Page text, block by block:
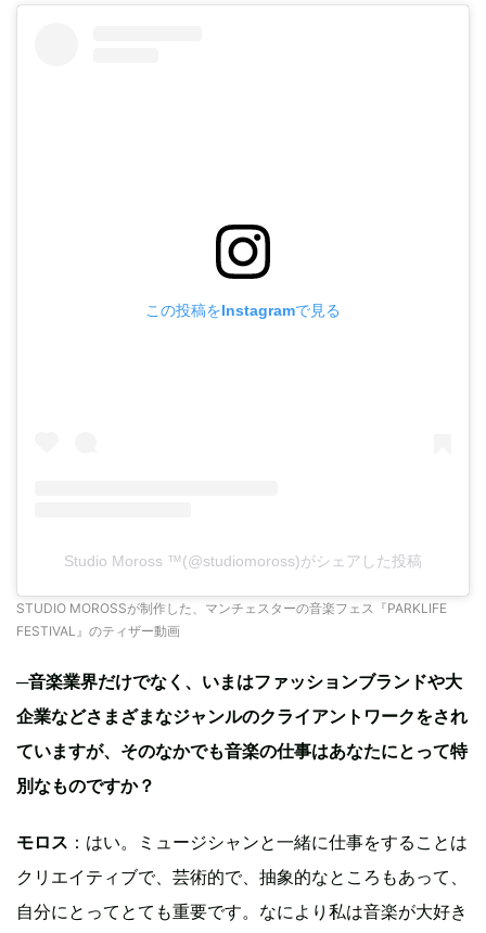
この投稿をInstagramで見る
Studio Moross ™(@studiomoross)がシェアした投稿
STUDIO MOROSSが制作した、マンチェスターの音楽フェス『PARKLIFE
FESTIVAL』のティザー動画
─音楽業界だけでなく、いまはファッションブランドや大
企業などさまざまなジャンルのクライアントワークをされ
ていますが、そのなかでも音楽の仕事はあなたにとって特
別なものですか？
モロス ：はい。ミュージシャンと一緒に仕事をすることは
クリエイティブで、芸術的で、抽象的なところもあって、
自分にとってとても重要です。なにより私は音楽が大好き